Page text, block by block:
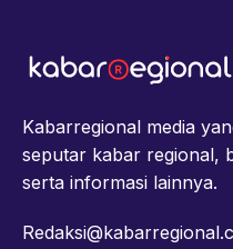
Kabarregional media
seputar kabar regional,
serta informasi lainnya.